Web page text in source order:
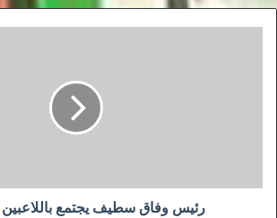
رئيس وفاق سطيف يجتمع باللاعبين